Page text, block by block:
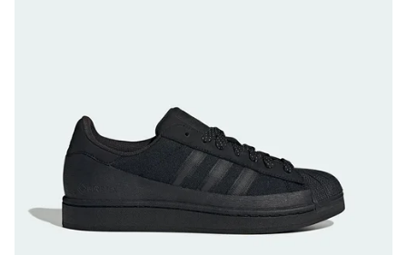
防水鞋推薦 10. PUMA Voyage NITRO™ 4
GORE-TEX：氮氣中底注入，回彈與防滑兼具的
全天候越野跑鞋
防水鞋推薦 11. On Cloudhorizon 2 WP：腳
感軟彈、搭載 Missiongrip™ 的防水輕越野鞋